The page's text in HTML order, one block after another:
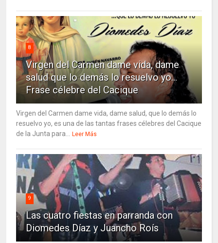
8
Virgen del Carmen dame vida, dame
salud que lo demás lo resuelvo yo…
Frase célebre del Cacique
Virgen del Carmen dame vida, dame salud, que lo demás lo
resuelvo yo, es una de las tantas frases célebres del Cacique
de la Junta para...
Leer Más
9
Las cuatro fiestas en parranda con
Diomedes Díaz y Juancho Roís